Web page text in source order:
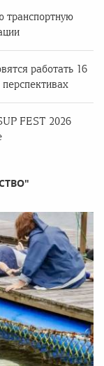
транспортную
работать 16
FEST 2026